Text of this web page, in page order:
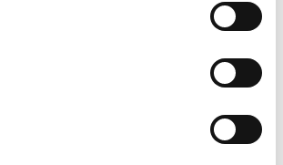
Savitaipale ice hockey hall
close to the centre of